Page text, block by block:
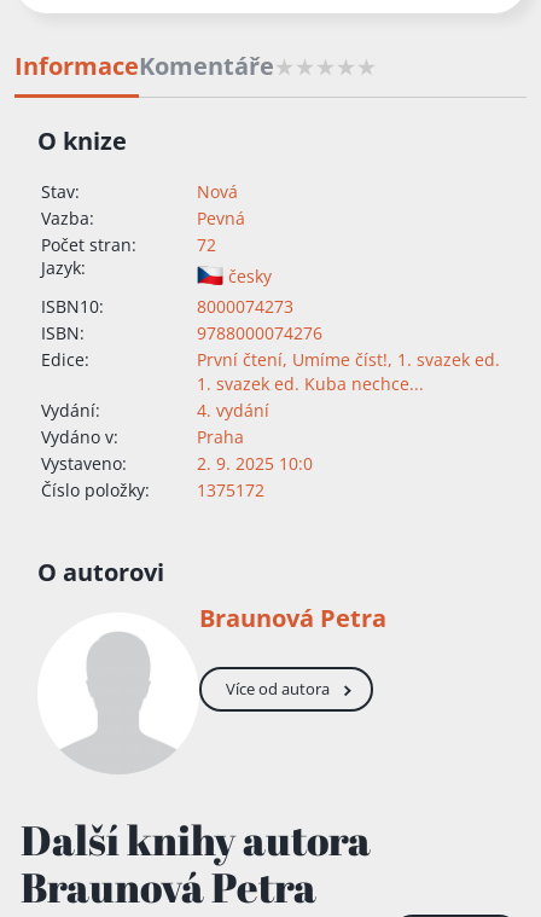
InformaceKomentáře
O knize
Stav:
Nová
Vazba:
Pevná
Počet stran:
72
Jazyk:
česky
ISBN10:
8000074273
ISBN:
9788000074276
Edice:
První čtení, Umíme číst!, 1. svazek ed.
1. svazek ed. Kuba nechce...
Vydání:
4. vydání
Vydáno v:
Praha
Vystaveno:
2. 9. 2025 10:0
Číslo položky:
1375172
O autorovi
Braunová Petra
Více od autora
Další knihy autora
Braunová Petra